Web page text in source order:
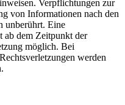
Verpflichtungen zur
von Informationen nach den
unberührt. Eine
ab dem Zeitpunkt der
möglich. Bei
werden